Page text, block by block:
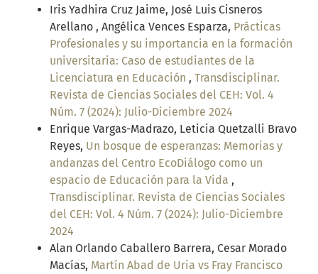
Iris Yadhira Cruz Jaime, José Luis Cisneros
Arellano , Angélica Vences Esparza, Prácticas
Profesionales y su importancia en la formación
universitaria: Caso de estudiantes de la
Licenciatura en Educación , Transdisciplinar.
Revista de Ciencias Sociales del CEH: Vol. 4
Núm. 7 (2024): Julio-Diciembre 2024
Enrique Vargas-Madrazo, Leticia Quetzalli Bravo
Reyes, Un bosque de esperanzas: Memorias y
andanzas del Centro EcoDiálogo como un
espacio de Educación para la Vida ,
Transdisciplinar. Revista de Ciencias Sociales
del CEH: Vol. 4 Núm. 7 (2024): Julio-Diciembre
2024
Alan Orlando Caballero Barrera, Cesar Morado
Macías, Martín Abad de Uria vs Fray Francisco